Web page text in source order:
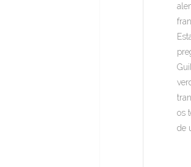
os
de